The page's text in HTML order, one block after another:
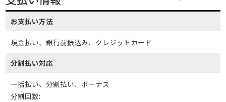
お支払い方法
現金払い、銀行前振込み、クレジットカード
分割払い対応
一括払い、分割払い、ボーナス
分割回数: